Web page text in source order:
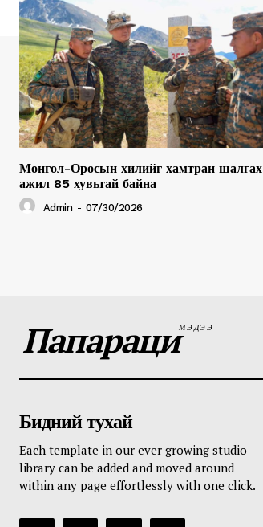
Монгол-Оросын хилийг хамтран шалгах
ажил 85 хувьтай байна
Admin - 07/30/2026
ПапарациМЭДЭЭ
Бидний тухай
Each template in our ever growing studio
library can be added and moved around
within any page effortlessly with one click.